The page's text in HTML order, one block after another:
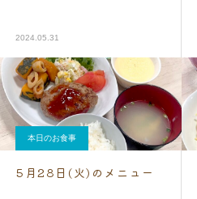
2024.05.31
本日のお食事
5月28日(火)のメニュー